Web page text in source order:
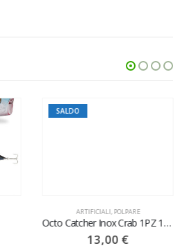
SALDO
ARTIFICIALI,POLPARE
Octo Catcher Inox Crab 1PZ 195GR
13,00 €